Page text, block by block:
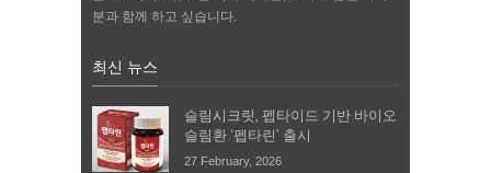
분과 함께 하고 싶습니다.
최신 뉴스
슬림시크릿, 펩타이드 기반 바이오
슬림환 ‘펩타린’ 출시
27 February, 2026